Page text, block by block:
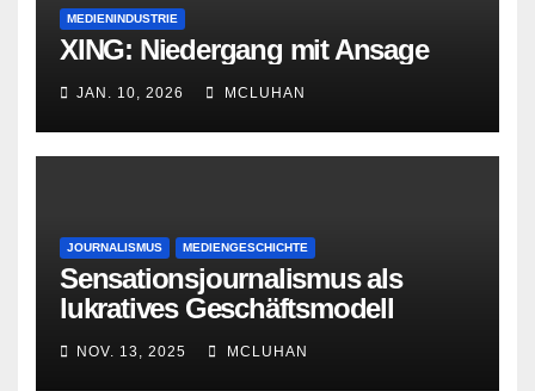
MEDIENINDUSTRIE
XING: Niedergang mit Ansage
JAN. 10, 2026 MCLUHAN
JOURNALISMUS MEDIENGESCHICHTE
Sensationsjournalismus als
lukratives Geschäftsmodell
NOV. 13, 2025 MCLUHAN